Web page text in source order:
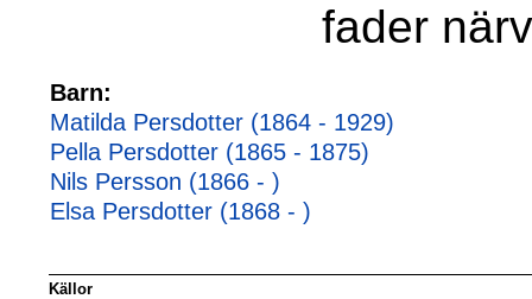
fader
Barn:
Matilda Persdotter (1864 - 1929)
Pella Persdotter (1865 - 1875)
Nils Persson (1866 - )
Elsa Persdotter (1868 - )
Källor